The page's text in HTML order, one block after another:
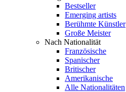
Bestseller
Emerging artists
Berühmte Künstler
Große Meister
Nach Nationalität
Französische
Spanischer
Britischer
Amerikanische
Alle Nationalitäten